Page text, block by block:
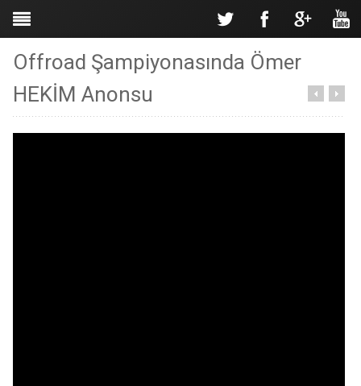
Offroad Şampiyonasında Ömer
HEKİM Anonsu